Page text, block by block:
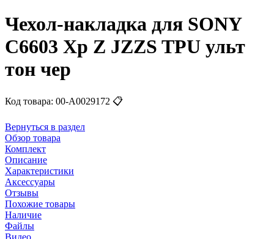
Чехол-накладка для SONY
C6603 Xp Z JZZS TPU ульт
тон чер
Код товара: 00-А0029172 📋
Вернуться в раздел
Обзор товара
Комплект
Описание
Характеристики
Аксессуары
Отзывы
Похожие товары
Наличие
Файлы
Видео